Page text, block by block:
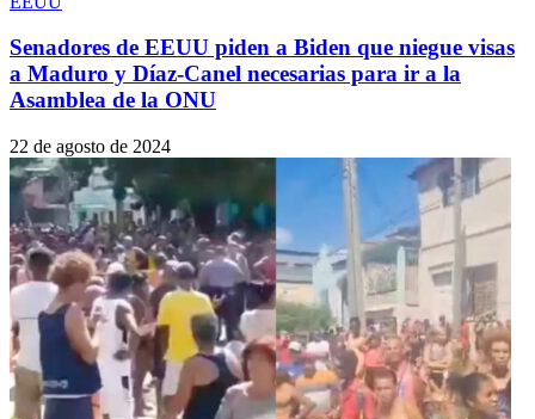
Senadores de EEUU piden a Biden que niegue visas
a Maduro y Díaz-Canel necesarias para ir a la
Asamblea de la ONU
22 de agosto de 2024